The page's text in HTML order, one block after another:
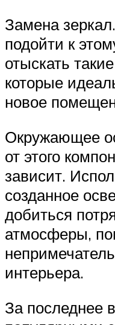
Замена
подойти к
отыскать
которые
новое
Окружающее
от этого
зависит.
созданное
добиться
атмосферы,
интерьера.
За последнее